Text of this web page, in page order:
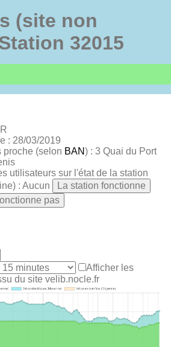
(site non
32015
: 28/03/2019
proche (selon BAN) : 3 Quai du Port
utilisateurs sur l'état de la station
: Aucun
La station fonctionne
pas
Afficher les
du site velib.nocle.fr